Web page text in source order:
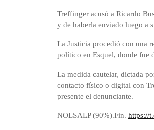
Treffinger acusó a Ricardo
y de haberla enviado luego a
La Justicia procedió con una
político en Esquel, donde fue
La medida cautelar, dictada
contacto físico o digital con
presente el denunciante.
NOLSALP (90%).Fin. https://